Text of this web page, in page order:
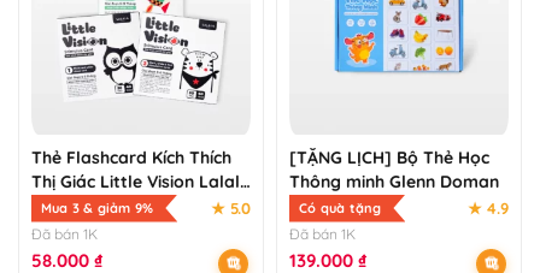
Thẻ Flashcard Kích Thích
Thị Giác Little Vision Lalala
Baby Cho Trẻ Sơ Sinh
Mua 3 & giảm 9% ★ 5.0
Đã bán 1K
58.000 ₫
[TẶNG LỊCH] Bộ Thẻ Học
Thông minh Glenn Doman
Có quà tặng ★ 4.9
Đã bán 1K
139.000 ₫